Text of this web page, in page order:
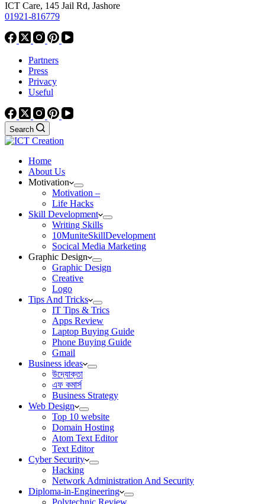
ICT Care, 145 Jail Rd, Jashore
01921-816779
Partners
Press
Privacy
Useful
Search
Home
About Us
Motivation
Motivation –
Life Hacks
Skill Development
Writing Skills
10MuniteSkillDevelopment
Socical Media Marketing
Graphic Design
Graphic Design
Creative
Logo
Tips And Tricks
IT Tips & Trics
Apps Review
Laptop Buying Guide
Phone Buying Guide
Gmail
Business ideas
উদ্যোক্তা
এফ কমার্স
Business Strategy
Web Design
Top 10 website
Domain Hosting
Atom Text Editor
Text Editor
Cyber Security
Hacking
Network Administration And Security
Diploma-in-Engineering
Polytechnic Review